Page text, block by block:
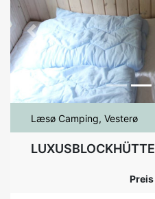
Previous
Læsø Camping, Vesterø
Preis